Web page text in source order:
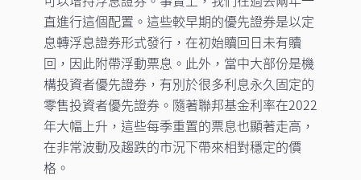
直進行這個配置。這些較早期的優先證券是以定
息轉浮息證券形式發行，在初始贖回日未有贖
回，因此附帶浮動票息。此外，當中大部份是機
構投資者優先證券，有別於很多利息永久固定的
零售投資者優先證券。隨著聯邦基金利率在2022
年大幅上升，這些每季重置的票息也顯著走高，
在非常波動及趨跌的市況下帶來相對穩定的價
格。